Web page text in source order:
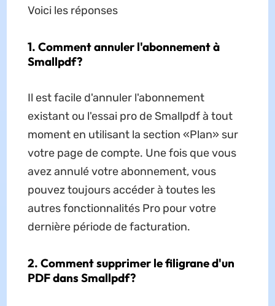
Voici les réponses
1. Comment annuler l'abonnement à
Smallpdf?
Il est facile d'annuler l'abonnement
existant ou l'essai pro de Smallpdf à tout
moment en utilisant la section «Plan» sur
votre page de compte. Une fois que vous
avez annulé votre abonnement, vous
pouvez toujours accéder à toutes les
autres fonctionnalités Pro pour votre
dernière période de facturation.
2. Comment supprimer le filigrane d'un
PDF dans Smallpdf?